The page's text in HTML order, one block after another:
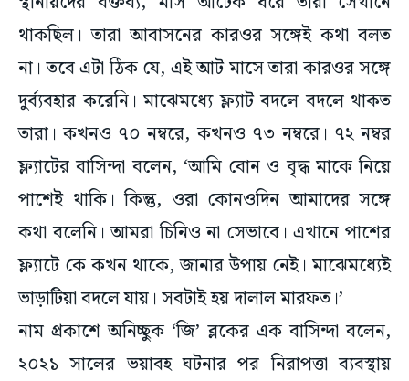
থাকছিল। তারা আবাসনের কারওর সঙ্গেই কথা বলত
না। তবে এটা ঠিক যে, এই আট মাসে তারা কারওর সঙ্গে
দুর্ব্যবহার করেনি। মাঝেমধ্যে ফ্ল্যাট বদলে বদলে থাকত
তারা। কখনও ৭০ নম্বরে, কখনও ৭৩ নম্বরে। ৭২ নম্বর
ফ্ল্যাটের বাসিন্দা বলেন, ‘আমি বোন ও বৃদ্ধ মাকে নিয়ে
পাশেই থাকি। কিন্তু, ওরা কোনওদিন আমাদের সঙ্গে
কথা বলেনি। আমরা চিনিও না সেভাবে। এখানে পাশের
ফ্ল্যাটে কে কখন থাকে, জানার উপায় নেই। মাঝেমধ্যেই
ভাড়াটিয়া বদলে যায়। সবটাই হয় দালাল মারফত।’
নাম প্রকাশে অনিচ্ছুক ‘জি’ ব্লকের এক বাসিন্দা বলেন,
২০২১ সালের ভয়াবহ ঘটনার পর নিরাপত্তা ব্যবস্থায়